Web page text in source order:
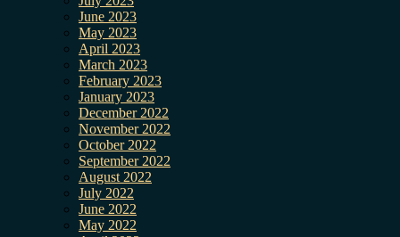
June 2023
May 2023
April 2023
March 2023
February 2023
January 2023
December 2022
November 2022
October 2022
September 2022
August 2022
July 2022
June 2022
May 2022